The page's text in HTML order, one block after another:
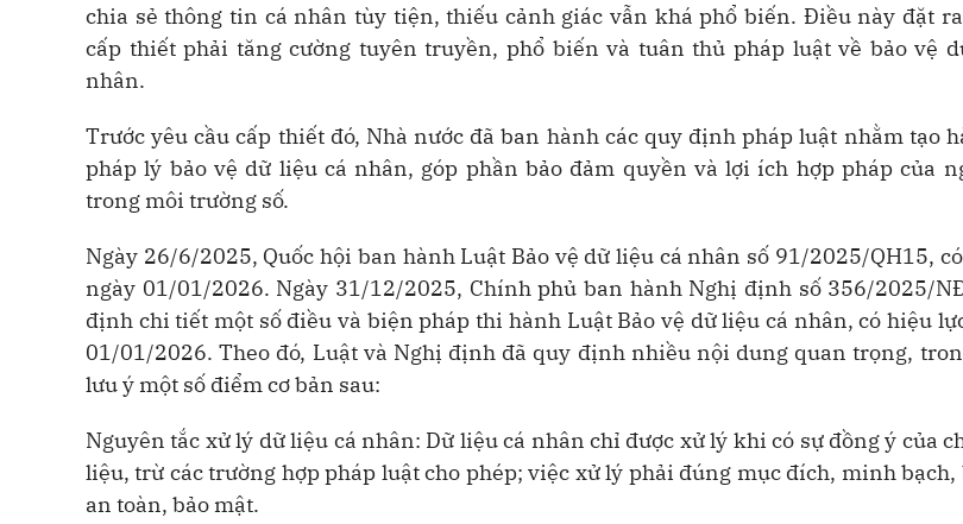
chia sẻ thông tin cá nhân tùy tiện, thiếu cảnh giác vẫn khá phổ biến. Điều này đặt
cấp thiết phải tăng cường tuyên truyền, phổ biến và tuân thủ pháp luật về bảo vệ
nhân.
Trước yêu cầu cấp thiết đó, Nhà nước đã ban hành các quy định pháp luật nhằm tạo
pháp lý bảo vệ dữ liệu cá nhân, góp phần bảo đảm quyền và lợi ích hợp pháp của
trong môi trường số.
Ngày 26/6/2025, Quốc hội ban hành Luật Bảo vệ dữ liệu cá nhân số 91/2025/QH15,
ngày 01/01/2026. Ngày 31/12/2025, Chính phủ ban hành Nghị định số 356/2025/
định chi tiết một số điều và biện pháp thi hành Luật Bảo vệ dữ liệu cá nhân, có hiệu
01/01/2026. Theo đó, Luật và Nghị định đã quy định nhiều nội dung quan trọng,
lưu ý một số điểm cơ bản sau:
Nguyên tắc xử lý dữ liệu cá nhân: Dữ liệu cá nhân chỉ được xử lý khi có sự đồng ý của
liệu, trừ các trường hợp pháp luật cho phép; việc xử lý phải đúng mục đích, minh bạch,
an toàn, bảo mật.